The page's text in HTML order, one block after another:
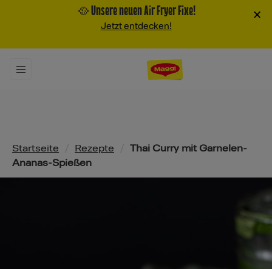
🥘 Unsere neuen Air Fryer Fixe!
Jetzt entdecken!
×
Pfadnavigation
Startseite Rezepte
Thai Curry mit Garnelen-
Ananas-Spießen